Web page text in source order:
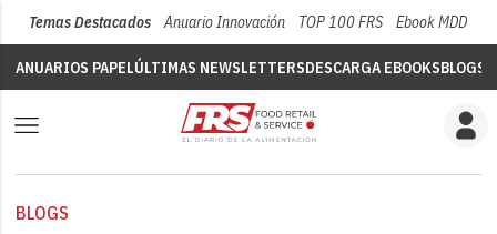
Temas Destacados Anuario Innovación TOP 100 FRS Ebook MDD
ANUARIOS PAPELÚLTIMAS NEWSLETTERSDESCARGA EBOOKSBLOGS
BLOGS